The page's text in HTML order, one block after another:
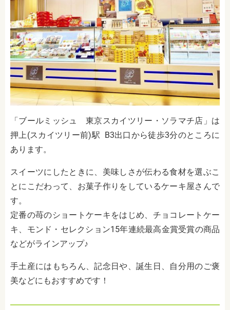
「ブールミッシュ 東京スカイツリー・ソラマチ店」は
押上(スカイツリー前)駅 B3出口から徒歩3分のところに
あります。
スイーツにしたときに、美味しさが伝わる食材を選ぶこ
とにこだわって、お菓子作りをしているケーキ屋さんで
す。
定番の苺のショートケーキをはじめ、チョコレートケー
キ、モンド・セレクション15年連続最高金賞受賞の商品
などがラインアップ♪
手土産にはもちろん、記念日や、誕生日、自分用のご褒
美などにもおすすめです！